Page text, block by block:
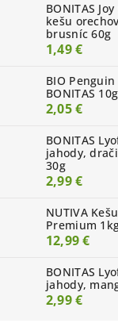
BONITAS
kešu
brusníc 60g
1,49 €
BIO
BONITAS 10g
2,05 €
BONITAS
jahody,
30g
2,99 €
NUTIVA
Premium
12,99 €
BONITAS
jahody,
2,99 €